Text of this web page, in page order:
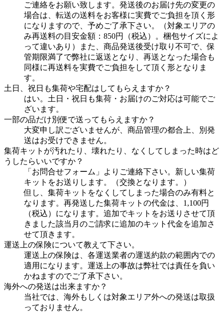
ご連絡をお願い致します。発送後のお届け先の変更の
場合は、転送の送料をお客様に実費でご負担を頂く形
になりますので、予めご了承下さい。（対象エリアの
み再送料の目安金額：850円（税込）。梱包サイズによ
って違いあり）また、商品発送後受け取り不可で、保
管期限満了で弊社に返送となり、再送となった場合も
同様に再送料を実費でご負担をして頂く形となりま
す。
土日、祝日も集荷や宅配はしてもらえますか？
はい。土日・祝日も集荷・お届けのご対応は可能でご
ざいます。
一部の品だけ別便で送ってもらえますか？
大変申し訳ございませんが、商品管理の都合上、別発
送はお受けできません。
集荷キットが汚れたり、壊れたり、なくしてしまった時はど
うしたらいいですか？
「お問合せフォーム」よりご連絡下さい。新しい集荷
キットをお送りします。（交換となります。）
但し、集荷キットをなくしてしまった場合のみ有料と
なります。再発送した集荷キットの代金は、1,100円
（税込）になります。追加でキットをお送りさせて頂
きました該当月のご請求に追加のキット代金を追加さ
せて頂きます。
運送上の保険について教えて下さい。
運送上の保険は、各運送業者の運送約款の範囲内での
適用になります。運送上の事故は弊社では責任を負い
かねますのでご了承下さい。
海外への発送は出来ますか？
当社では、海外もしくは対象エリア外への発送は取扱
っておりません。